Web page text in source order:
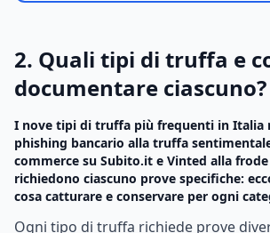
2. Quali tipi di truffa e
documentare ciascuno?
I nove tipi di truffa più frequenti in Italia
phishing bancario alla truffa
commerce su Subito.it e Vinted alla
richiedono ciascuno prove specifiche:
cosa catturare e conservare per ogni
Ogni tipo di truffa richiede prove